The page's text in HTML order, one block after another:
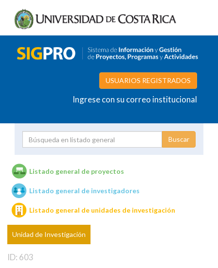
USUARIOS REGISTRADOS
Ingrese con su correo institucional
Unidades de investigación
Listado general de proyectos
Listado general de investigadores
Listado general de unidades de investigación
Unidad de Investigación
ID: 603